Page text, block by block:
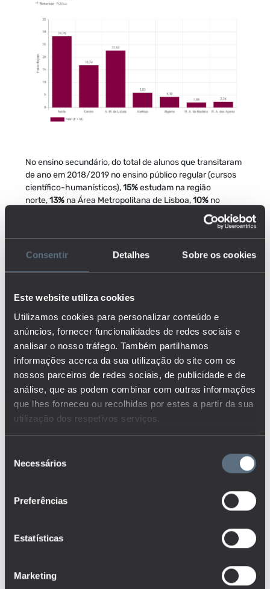
Consentir Detalhes Sobre os cookies
Este website utiliza cookies
Utilizamos cookies para personalizar conteúdo e
anúncios, fornecer funcionalidades de redes sociais e
analisar o nosso tráfego. Também partilhamos
informações acerca da sua utilização do site com os
nossos parceiros de redes sociais, de publicidade e de
análise, que as podem combinar com outras informações
que lhes forneceu ou recolhidas por estes a partir da sua
utilização dos respetivos serviços.
Necessários
Preferências
Estatísticas
Marketing
No ensino secundário, do total de alunos que transitaram
de ano em 2018/2019 no ensino público regular (cursos
científico-humanísticos),15%estudam na região
norte,13% na Área Metropolitana de Lisboa,10% no
na Região
na Região Autónoma dos
Açores.
adultos matriculados no ensino básico público no ano
letivo de 2018/2019:10%no Norte,10%na Área
Metropolitana de Lisboa,
5%no Centro,
no Alentejo,
A tendência na distribuição de adultos matriculados por
regiões mantém-se ao nível do ensino secundário